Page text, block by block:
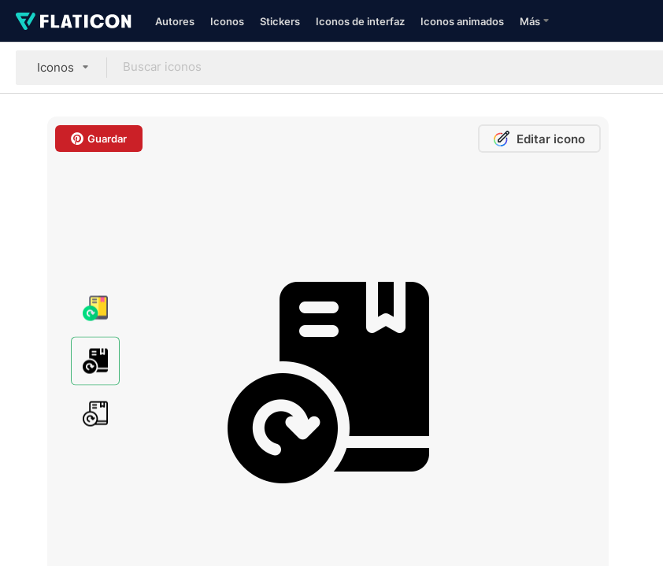
Autores Iconos Stickers Iconos de interfaz Iconos animados Más
Iconos
Guardar Editar icono